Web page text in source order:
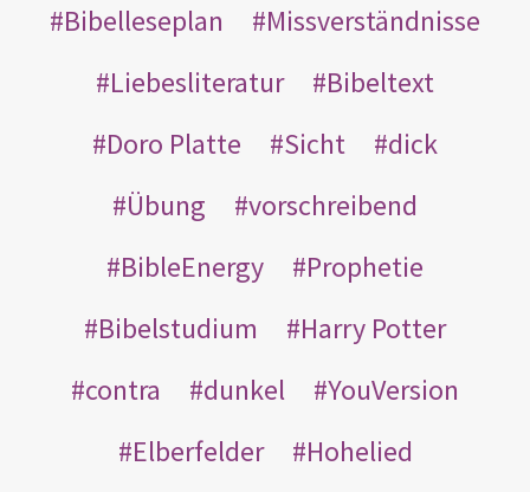
Bibelleseplan
Missverständnisse
Liebesliteratur
Bibeltext
Doro Platte
Sicht
dick
Übung
vorschreibend
BibleEnergy
Prophetie
Bibelstudium
Harry Potter
contra
dunkel
YouVersion
Elberfelder
Hohelied